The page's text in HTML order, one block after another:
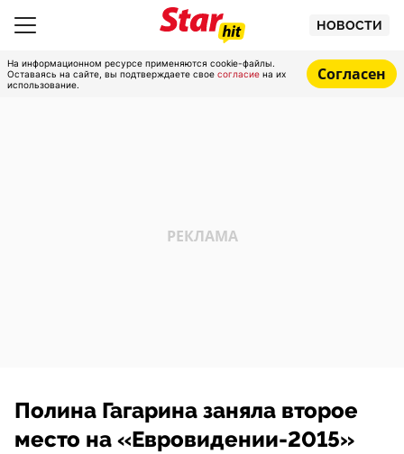
НОВОСТИ
На информационном ресурсе применяются cookie-файлы.
Оставаясь на сайте, вы подтверждаете свое согласие на их
использование.
Согласен
Полина Гагарина заняла второе
место на «Евровидении-2015»